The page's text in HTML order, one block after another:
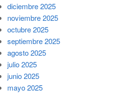
diciembre 2025
noviembre 2025
octubre 2025
septiembre 2025
agosto 2025
julio 2025
junio 2025
mayo 2025